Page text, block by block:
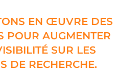
EN ŒUVRE DES
POUR AUGMENTER
SUR LES
DE RECHERCHE.